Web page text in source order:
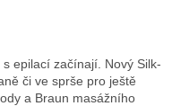
epilací začínají. Nový Silk-
či ve sprše pro ještě
a Braun masážního